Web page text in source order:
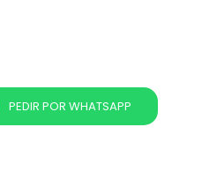
PEDIR POR WHATSAPP